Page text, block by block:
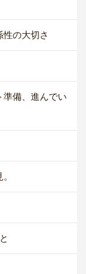
の大切さ
準備、進んでい